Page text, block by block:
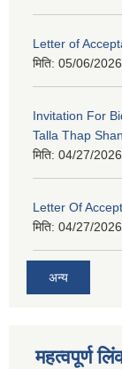
Letter of
मिति: 05/06/
Invitation For
Talla Thap
मिति: 04/27/
Letter Of
मिति: 04/27/
अन्य
महत्वपूर्ण